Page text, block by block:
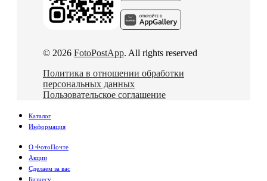
© 2026 FotoPostApp. All rights reserved
Политика в отношении обработки
персональных данных
Пользовательское соглашение
Каталог
Информация
О ФотоПочте
Акции
Сделаем за вас
Бизнесу